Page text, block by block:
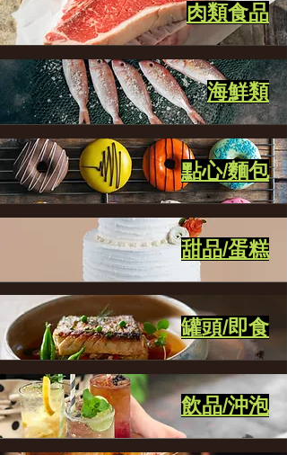
肉類食品
海鮮類
點心/麵包
甜品/蛋糕
罐頭/即食
飲品/沖泡